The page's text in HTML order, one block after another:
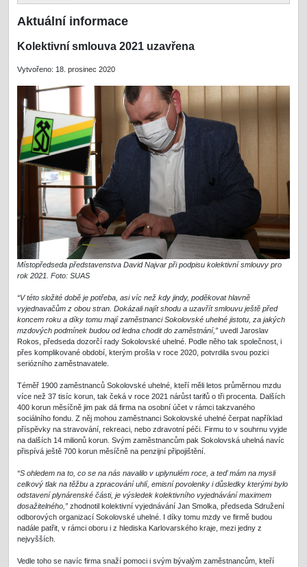
Aktuální informace
Kolektivní smlouva 2021 uzavřena
Vytvořeno: 18. prosinec 2020
Místopředseda představenstva David Najvar při podpisu kolektivní smlouvy pro
rok 2021. Foto: SUAS
“V této složité době je potřeba, asi víc než kdy jindy, poděkovat hlavně
vyjednavačům z obou stran. Dokázali najít shodu a uzavřít smlouvu ještě před
koncem roku a díky tomu mají zaměstnanci Sokolovské uhelné jistotu, za jakých
mzdových podmínek budou od ledna chodit do zaměstnání,” uvedl Jaroslav
Rokos, předseda dozorčí rady Sokolovské uhelné. Podle něho tak společnost, i
přes komplikované období, kterým prošla v roce 2020, potvrdila svou pozici
seriózního zaměstnavatele.
Téměř 1900 zaměstnanců Sokolovské uhelné, kteří měli letos průměrnou mzdu
více než 37 tisíc korun, tak čeká v roce 2021 nárůst tarifů o tři procenta. Dalších
400 korun měsíčně jim pak dá firma na osobní účet v rámci takzvaného
sociálního fondu. Z něj mohou zaměstnanci Sokolovské uhelné čerpat například
příspěvky na stravování, rekreaci, nebo zdravotní péči. Firmu to v souhrnu vyjde
na dalších 14 milionů korun. Svým zaměstnancům pak Sokolovská uhelná navíc
přispívá ještě 700 korun měsíčně na penzijní připojištění.
“S ohledem na to, co se na nás navalilo v uplynulém roce, a teď mám na mysli
celkový tlak na těžbu a zpracování uhlí, emisní povolenky i důsledky kterými bylo
odstavení plynárenské části, je výsledek kolektivního vyjednávání maximem
dosažitelného,” zhodnotil kolektivní vyjednávání Jan Smolka, předseda Sdružení
odborových organizací Sokolovské uhelné. I díky tomu mzdy ve firmě budou
nadále patřit, v rámci oboru i z hlediska Karlovarského kraje, mezi jedny z
nejvyšších.
Vedle toho se navíc firma snaží pomoci i svým bývalým zaměstnancům, kteří